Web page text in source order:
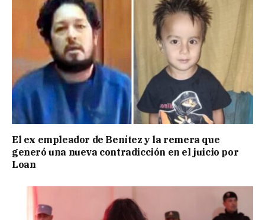
El ex empleador de Benítez y la remera que
generó una nueva contradicción en el juicio por
Loan